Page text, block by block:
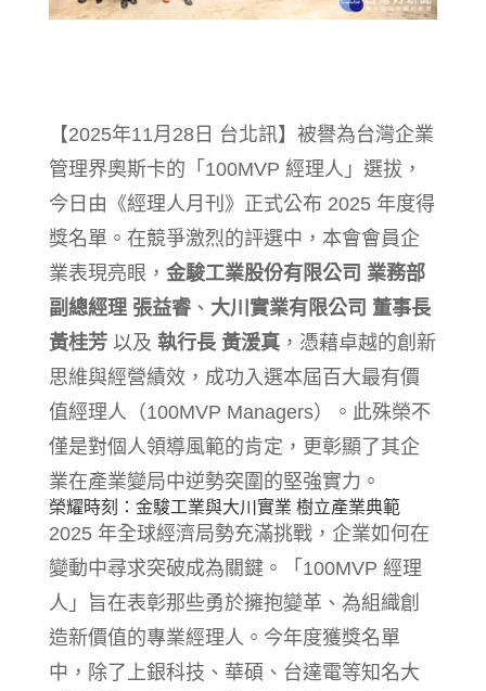
【2025年11月28日 台北訊】被譽為台灣企業
管理界奧斯卡的「100MVP 經理人」選拔，
今日由《經理人月刊》正式公布 2025 年度得
獎名單。在競爭激烈的評選中，本會會員企
業表現亮眼， 金駿工業股份有限公司 業務部
副總經理 張益睿、 大川實業有限公司 董事長
黃桂芳以及 執行長 黃湲真，憑藉卓越的創新
思維與經營績效，成功入選本屆百大最有價
值經理人（100MVP Managers）。此殊榮不
僅是對個人領導風範的肯定，更彰顯了其企
業在產業變局中逆勢突圍的堅強實力。
榮耀時刻：金駿工業與大川實業 樹立產業典範
2025 年全球經濟局勢充滿挑戰，企業如何在
變動中尋求突破成為關鍵。「100MVP 經理
人」旨在表彰那些勇於擁抱變革、為組織創
造新價值的專業經理人。今年度獲獎名單
中，除了上銀科技、華碩、台達電等知名大